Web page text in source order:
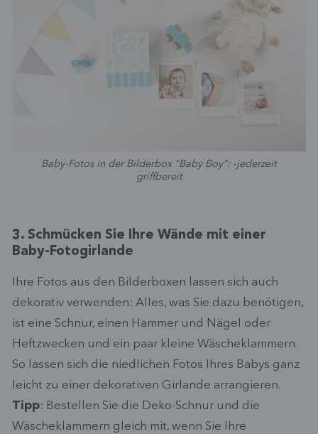
Baby-Fotos in der Bilderbox “Baby Boy”: -jederzeit
griffbereit
3. Schmücken Sie Ihre Wände mit einer
Baby-Fotogirlande
Ihre Fotos aus den Bilderboxen lassen sich auch
dekorativ verwenden: Alles, was Sie dazu benötigen,
ist eine Schnur, einen Hammer und Nägel oder
Heftzwecken und ein paar kleine Wäscheklammern.
So lassen sich die niedlichen Fotos Ihres Babys ganz
leicht zu einer dekorativen Girlande arrangieren.
Tipp: Bestellen Sie die Deko-Schnur und die
Wäscheklammern gleich mit, wenn Sie Ihre